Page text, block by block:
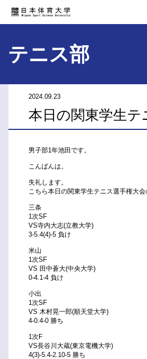
テニス部
2024.09.23
本日の関東学生テ
男子部1年池田です。
こんばんは。
失礼します。
こちら本日の関東学生テニス選手権大会
三条
1次SF
VS寺内大志(立教大学)
3-5.4(4)-5 負け
米山
1次SF
VS 田中蒼大(中央大学)
0-4.1-4 負け
小出
1次SF
VS 木村晃一郎(順天堂大学)
4-0.4-0 勝ち
1次F
VS長谷川大蔵(東京電機大学)
4(3)-5.4-2.10-5 勝ち